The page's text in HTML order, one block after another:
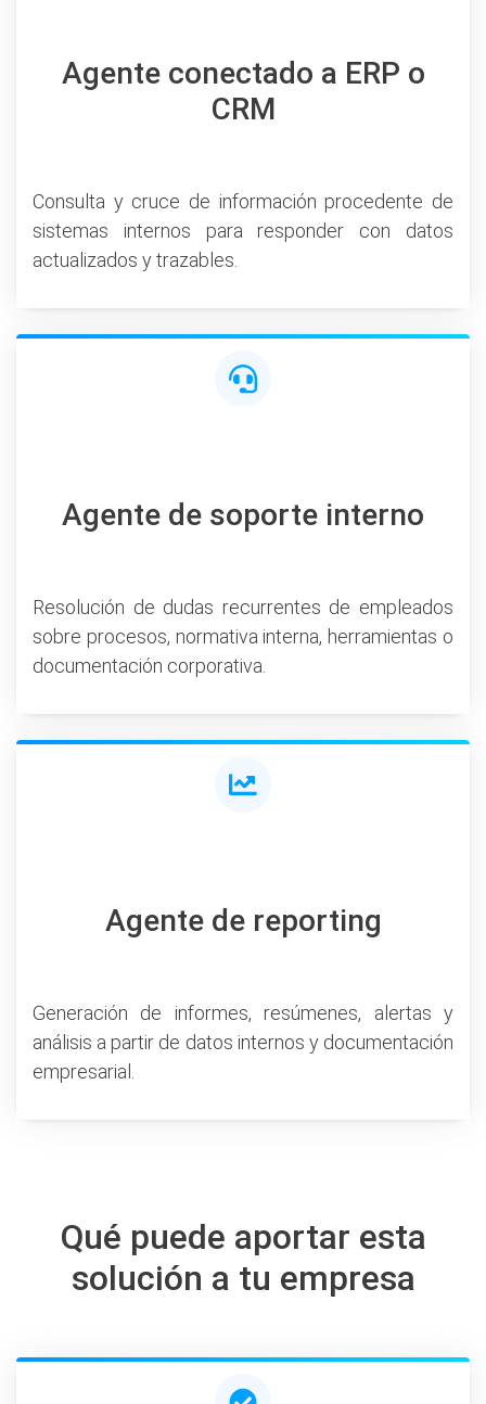
Agente conectado a ERP o
CRM
Consulta y cruce de información procedente de
sistemas internos para responder con datos
actualizados y trazables.
Agente de soporte interno
Resolución de dudas recurrentes de empleados
sobre procesos, normativa interna, herramientas o
documentación corporativa.
Agente de reporting
Generación de informes, resúmenes, alertas y
análisis a partir de datos internos y documentación
empresarial.
Qué puede aportar esta
solución a tu empresa